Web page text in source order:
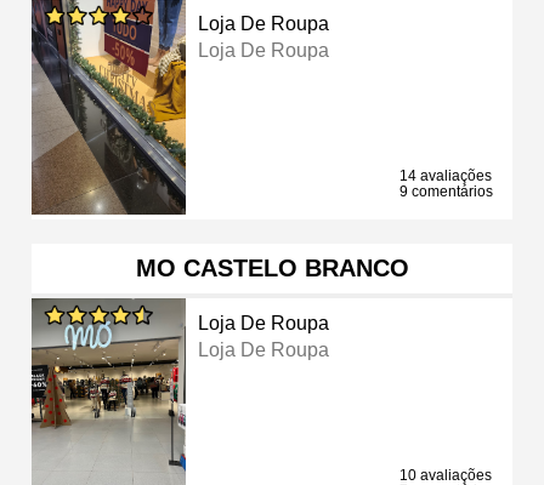
Loja De Roupa
Loja De Roupa
14 avaliações
9 comentários
MO CASTELO BRANCO
Loja De Roupa
Loja De Roupa
10 avaliações